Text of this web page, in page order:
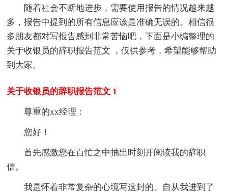
随着社会不断地进步，需要使用报告的情况越来越
多，报告中提到的所有信息应该是准确无误的。相信很
多朋友都对写报告感到非常苦恼吧，下面是小编整理的
关于收银员的辞职报告范文 ，仅供参考，希望能够帮助
到大家。
关于收银员的辞职报告范文 1
尊重的xx经理：
您好！
首先感激您在百忙之中抽出时刻开阅读我的辞职
信。
我是怀着非常复杂的心境写这封的。自从我进到了